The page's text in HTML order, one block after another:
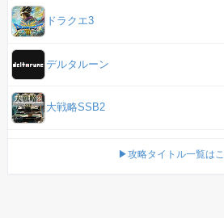
ドラクエ3
デルタルーン
大戦略SSB2
▶攻略タイトル一覧は